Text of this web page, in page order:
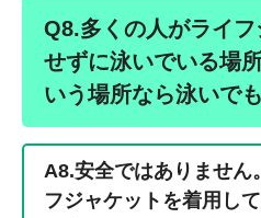
Q8.多くの人がライ
せずに泳いでいる場
いう場所なら泳いで
A8.安全ではありません
フジャケットを着用し